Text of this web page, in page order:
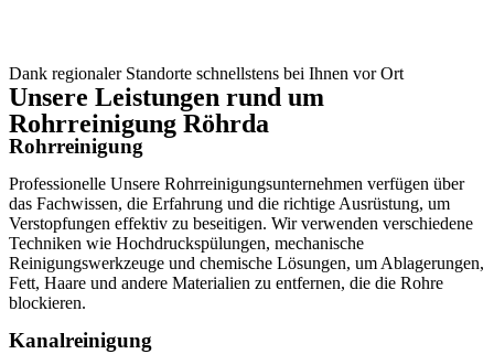
Dank regionaler Standorte schnellstens bei Ihnen vor Ort
Unsere Leistungen rund um
Rohrreinigung Röhrda
Rohrreinigung
Professionelle Unsere Rohrreinigungsunternehmen verfügen über
das Fachwissen, die Erfahrung und die richtige Ausrüstung, um
Verstopfungen effektiv zu beseitigen. Wir verwenden verschiedene
Techniken wie Hochdruckspülungen, mechanische
Reinigungswerkzeuge und chemische Lösungen, um Ablagerungen,
Fett, Haare und andere Materialien zu entfernen, die die Rohre
blockieren.
Kanalreinigung